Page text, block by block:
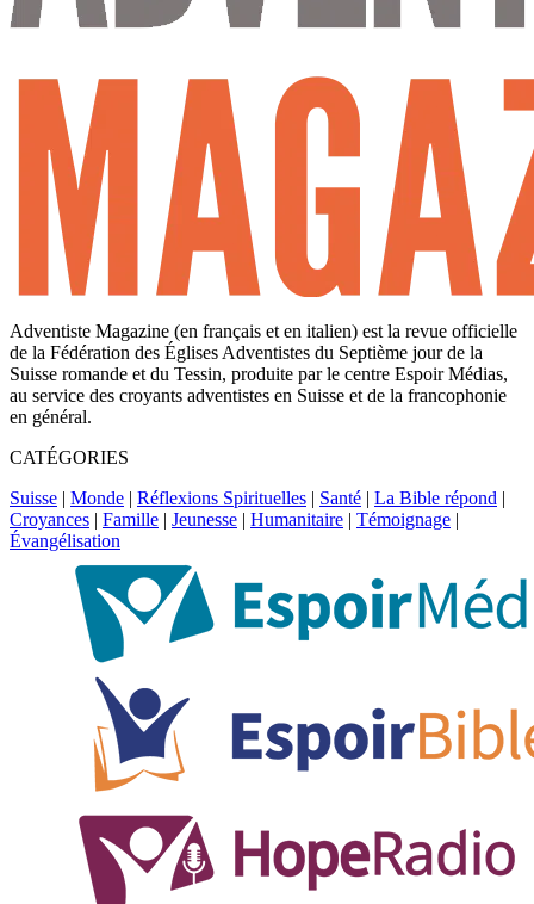
Adventiste Magazine (en français et en italien) est la revue officielle
de la Fédération des Églises Adventistes du Septième jour de la
Suisse romande et du Tessin, produite par le centre Espoir Médias,
au service des croyants adventistes en Suisse et de la francophonie
en général.
CATÉGORIES
Suisse | Monde | Réflexions Spirituelles | Santé | La Bible répond |
Croyances | Famille | Jeunesse | Humanitaire | Témoignage |
Évangélisation